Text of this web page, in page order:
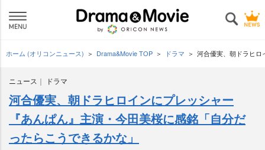
ホーム (オリコンニュース) Drama&Movie TOP ドラマ 河合優実、朝ドラヒロ
ニュース ドラマ
河合優実、朝ドラヒロインにプレッシャー
『あんぱん』主演・今田美桜に感銘「自分だ
ったらこうできるかな」